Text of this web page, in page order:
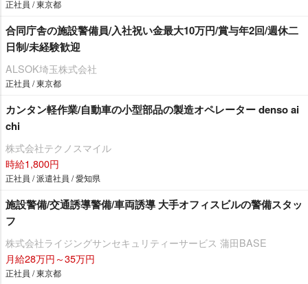
正社員 / 東京都
合同庁舎の施設警備員/入社祝い金最大10万円/賞与年2回/週休二
日制/未経験歓迎
ALSOK埼玉株式会社
正社員 / 東京都
カンタン軽作業/自動車の小型部品の製造オペレーター denso ai
chi
株式会社テクノスマイル
時給1,800円
正社員 / 派遣社員 / 愛知県
施設警備/交通誘導警備/車両誘導 大手オフィスビルの警備スタッ
フ
株式会社ライジングサンセキュリティーサービス 蒲田BASE
月給28万円～35万円
正社員 / 東京都